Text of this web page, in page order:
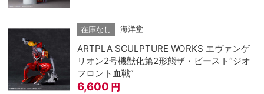
在庫なし 海洋堂
ARTPLA SCULPTURE WORKS エヴァンゲ
リオン2号機獣化第2形態ザ・ビースト“ジオ
フロント血戦”
6,600 円